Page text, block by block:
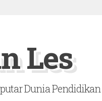
Les
Dunia Pendidikan